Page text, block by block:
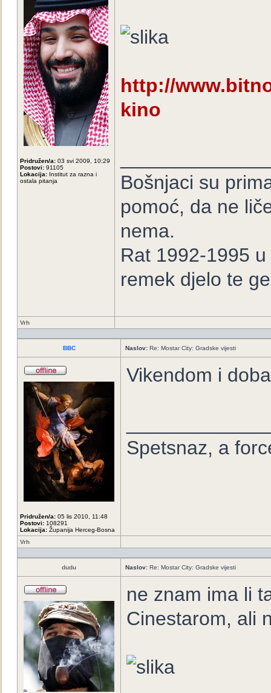
Pridružen/a: 03 svi 2009, 10:29
Postovi: 91105
Lokacija: Institut za razna i
ostala pitanja
http://
kino
Bošnjaci su
pomoć, da ne
nema.
Rat 1992-1995
remek djelo te
Vrh
BBC Naslov: Re: Mostar City: Gradske vijesti
Pridružen/a: 05 lis 2010, 11:48
Postovi: 108291
Lokacija: Županija Herceg-Bosna
Vikendom i
Spetsnaz, a
Vrh
dudu Naslov: Re: Mostar City: Gradske vijesti
ne znam ima li
Cinestarom, ali